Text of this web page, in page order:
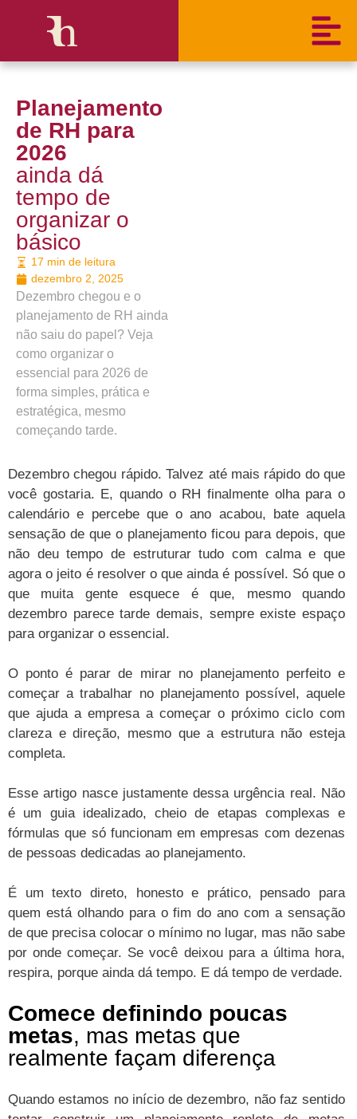
Planejamento
de RH para
2026
ainda dá
tempo de
organizar o
básico
17 min de leitura
dezembro 2, 2025
Dezembro chegou e o
planejamento de RH ainda
não saiu do papel? Veja
como organizar o
essencial para 2026 de
forma simples, prática e
estratégica, mesmo
começando tarde.
Dezembro chegou rápido. Talvez até mais rápido do que
você gostaria. E, quando o RH finalmente olha para o
calendário e percebe que o ano acabou, bate aquela
sensação de que o planejamento ficou para depois, que
não deu tempo de estruturar tudo com calma e que
agora o jeito é resolver o que ainda é possível. Só que o
que muita gente esquece é que, mesmo quando
dezembro parece tarde demais, sempre existe espaço
para organizar o essencial.
O ponto é parar de mirar no planejamento perfeito e
começar a trabalhar no planejamento possível, aquele
que ajuda a empresa a começar o próximo ciclo com
clareza e direção, mesmo que a estrutura não esteja
completa.
Esse artigo nasce justamente dessa urgência real. Não
é um guia idealizado, cheio de etapas complexas e
fórmulas que só funcionam em empresas com dezenas
de pessoas dedicadas ao planejamento.
É um texto direto, honesto e prático, pensado para
quem está olhando para o fim do ano com a sensação
de que precisa colocar o mínimo no lugar, mas não sabe
por onde começar. Se você deixou para a última hora,
respira, porque ainda dá tempo. E dá tempo de verdade.
Comece definindo poucas
metas, mas metas que
realmente façam diferença
Quando estamos no início de dezembro, não faz sentido